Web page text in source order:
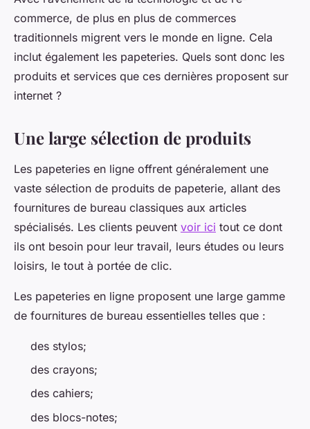
commerce, de plus en plus de commerces
traditionnels migrent vers le monde en ligne. Cela
inclut également les papeteries. Quels sont donc les
produits et services que ces dernières proposent sur
internet ?
Une large sélection de produits
Les papeteries en ligne offrent généralement une
vaste sélection de produits de papeterie, allant des
fournitures de bureau classiques aux articles
spécialisés. Les clients peuvent voir ici tout ce dont
ils ont besoin pour leur travail, leurs études ou leurs
loisirs, le tout à portée de clic.
Les papeteries en ligne proposent une large gamme
de fournitures de bureau essentielles telles que :
des stylos;
des crayons;
des cahiers;
des blocs-notes;